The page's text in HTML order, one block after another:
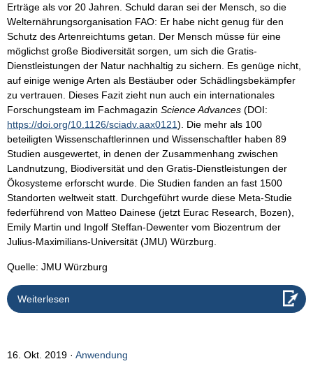
Erträge als vor 20 Jahren. Schuld daran sei der Mensch, so die
Welternährungsorganisation FAO: Er habe nicht genug für den
Schutz des Artenreichtums getan. Der Mensch müsse für eine
möglichst große Biodiversität sorgen, um sich die Gratis-
Dienstleistungen der Natur nachhaltig zu sichern. Es genüge nicht,
auf einige wenige Arten als Bestäuber oder Schädlingsbekämpfer
zu vertrauen. Dieses Fazit zieht nun auch ein internationales
Forschungsteam im Fachmagazin Science Advances (DOI:
https://doi.org/10.1126/sciadv.aax0121). Die mehr als 100
beteiligten Wissenschaftlerinnen und Wissenschaftler haben 89
Studien ausgewertet, in denen der Zusammenhang zwischen
Landnutzung, Biodiversität und den Gratis-Dienstleistungen der
Ökosysteme erforscht wurde. Die Studien fanden an fast 1500
Standorten weltweit statt. Durchgeführt wurde diese Meta-Studie
federführend von Matteo Dainese (jetzt Eurac Research, Bozen),
Emily Martin und Ingolf Steffan-Dewenter vom Biozentrum der
Julius-Maximilians-Universität (JMU) Würzburg.
Quelle: JMU Würzburg
Weiterlesen
16. Okt. 2019 Anwendung